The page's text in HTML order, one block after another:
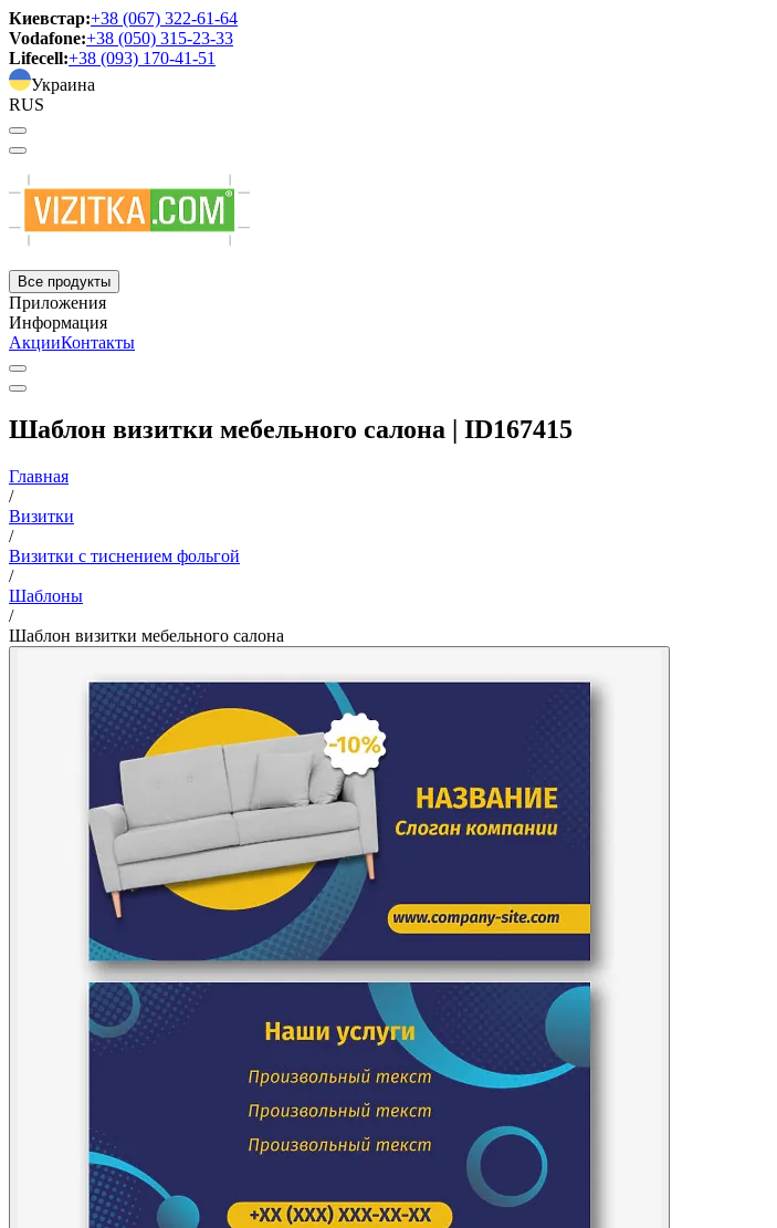
Киевстар:+38 (067) 322-61-64
Vodafone:+38 (050) 315-23-33
Lifecell:+38 (093) 170-41-51
Украина
RUS
Все продукты
Приложения
Информация
АкцииКонтакты
Шаблон визитки мебельного салона | ID167415
Главная
/
Визитки
/
Визитки с тиснением фольгой
/
Шаблоны
/
Шаблон визитки мебельного салона